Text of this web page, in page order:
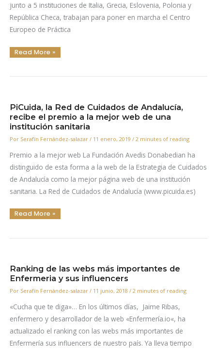
junto a 5 instituciones de Italia, Grecia, Eslovenia, Polonia y
República Checa, trabajan para poner en marcha el Centro
Europeo de Práctica
La
Universidad
Creará
Práctica
Basada
En
La
Evidencia
Enfermería
Read More »
PiCuida, la Red de Cuidados de Andalucía,
recibe el premio a la mejor web de una
institución sanitaria
Por Serafín Fernández-salazar / 11 enero, 2019 / 2 minutes of reading
Premio a la mejor web La Fundación Avedis Donabedian ha
distinguido de esta forma a la web de la Estrategia de Cuidados
de Andalucía como la mejor página web de una institución
sanitaria. La Red de Cuidados de Andalucía (www.picuida.es)
PiCuida,
La
Cuidados
Premio
A
La
Mejor
Web
De
Institución
Sanitaria
Read More »
Ranking de las webs más importantes de
Enfermeria y sus influencers
Por Serafín Fernández-salazar / 11 junio, 2018 / 2 minutes of reading
«Cucha que te diga»… En los últimos días, Jaime Ribas,
enfermero y desarrollador de la web «Enfermería.io«, ha
actualizado el ranking con las webs más importantes de
Enfermería sus influencers de nuestro país. Ya lleva tiempo